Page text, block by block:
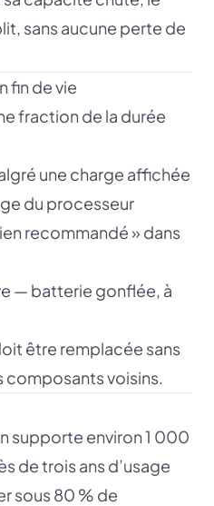
sans aucune perte de
fin de vie
fraction de la durée
une charge affichée
du processeur
recommandé » dans
— batterie gonflée, à
être remplacée sans
composants voisins.
supporte environ 1 000
de trois ans d’usage
sous 80 % de